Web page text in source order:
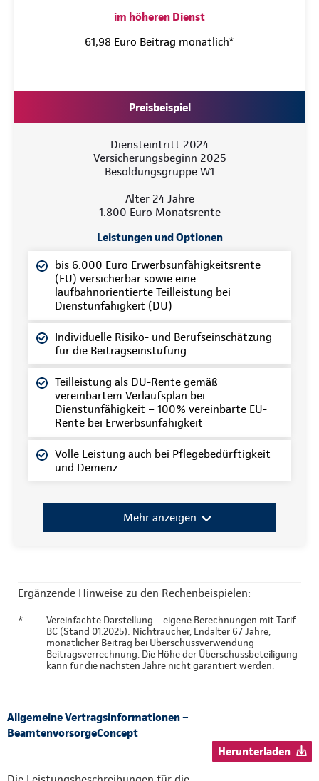
im höheren Dienst
61,98 Euro Beitrag monatlich*
Preisbeispiel
Diensteintritt 2024
Versicherungsbeginn 2025
Besoldungsgruppe W1
Alter 24 Jahre
1.800 Euro Monatsrente
Leistungen und Optionen
bis 6.000 Euro Erwerbsunfähigkeitsrente
(EU) versicherbar sowie eine
laufbahnorientierte Teilleistung bei
Dienstunfähigkeit (DU)
Individuelle Risiko- und Berufseinschätzung
für die Beitragseinstufung
Teilleistung als DU-Rente gemäß
vereinbartem Verlaufsplan bei
Dienstunfähigkeit – 100% vereinbarte EU-
Rente bei Erwerbsunfähigkeit
Volle Leistung auch bei Pflegebedürftigkeit
und Demenz
Mehr anzeigen
Ergänzende Hinweise zu den Rechenbeispielen:
*
Vereinfachte Darstellung – eigene Berechnungen mit Tarif
BC (Stand 01.2025): Nichtraucher, Endalter 67 Jahre,
monatlicher Beitrag bei Überschussverwendung
Beitragsverrechnung. Die Höhe der Überschussbeteiligung
kann für die nächsten Jahre nicht garantiert werden.
Allgemeine Vertragsinformationen –
BeamtenvorsorgeConcept
Herunterladen